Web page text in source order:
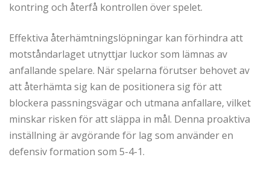
kontring och återfå kontrollen över spelet.
Effektiva återhämtningslöpningar kan förhindra att
motståndarlaget utnyttjar luckor som lämnas av
anfallande spelare. När spelarna förutser behovet av
att återhämta sig kan de positionera sig för att
blockera passningsvägar och utmana anfallare, vilket
minskar risken för att släppa in mål. Denna proaktiva
inställning är avgörande för lag som använder en
defensiv formation som 5-4-1.